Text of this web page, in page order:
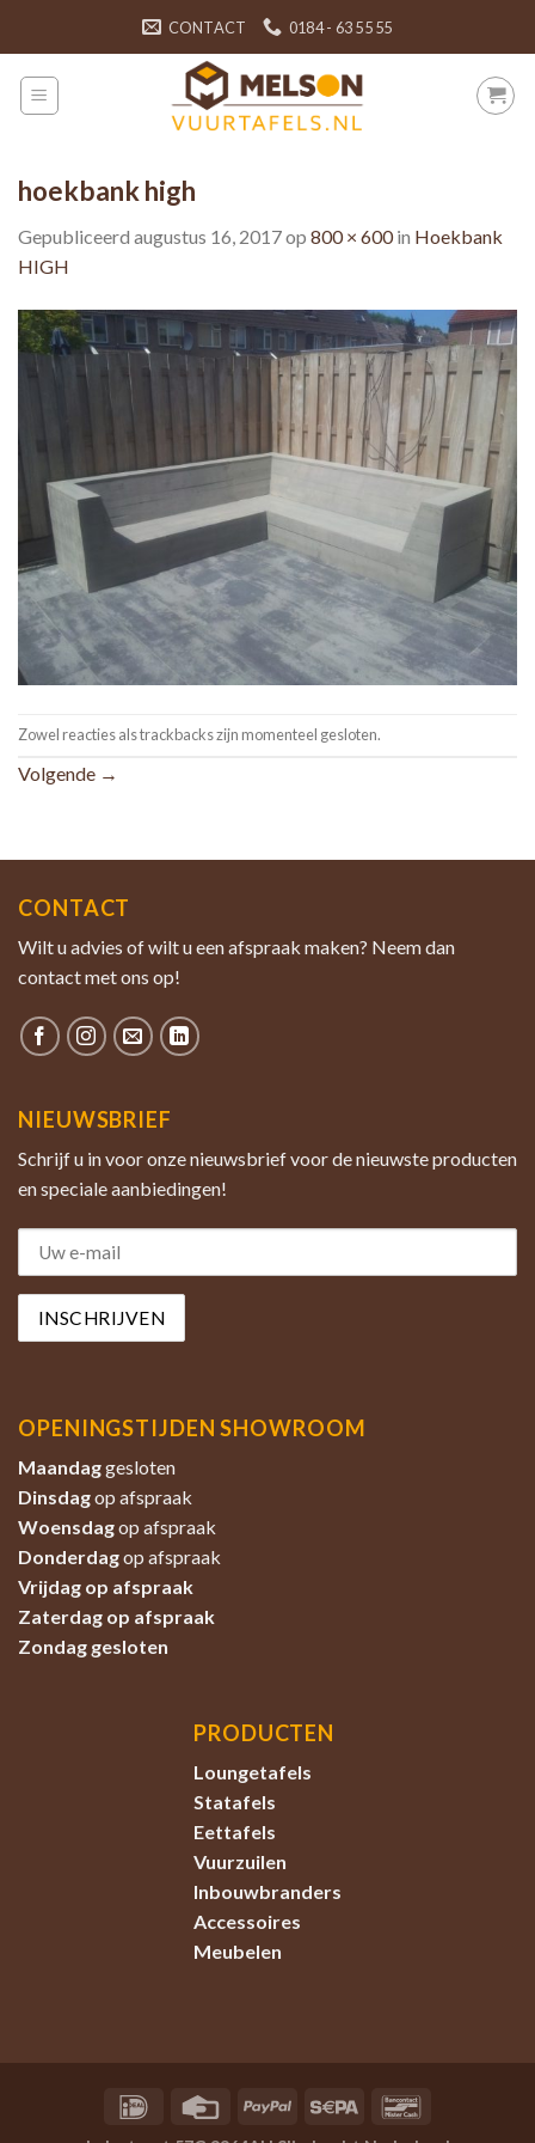
content
CONTACT 0184 - 63 55 55
hoekbank high
Gepubliceerd augustus 16, 2017op 800 × 600in Hoekbank
HIGH
Zowel reacties als trackbacks zijn momenteel gesloten.
Volgende →
CONTACT
Wilt u advies of wilt u een afspraak maken? Neem dan
contact met ons op!
NIEUWSBRIEF
Schrijf u in voor onze nieuwsbrief voor de nieuwste producten
en speciale aanbiedingen!
OPENINGSTIJDEN SHOWROOM
Maandaggesloten
Dinsdagop afspraak
Woensdagop afspraak
Donderdagop afspraak
Vrijdag op afspraak
Zaterdag op afspraak
Zondag gesloten
PRODUCTEN
Loungetafels
Statafels
Eettafels
Vuurzuilen
Inbouwbranders
Accessoires
Meubelen